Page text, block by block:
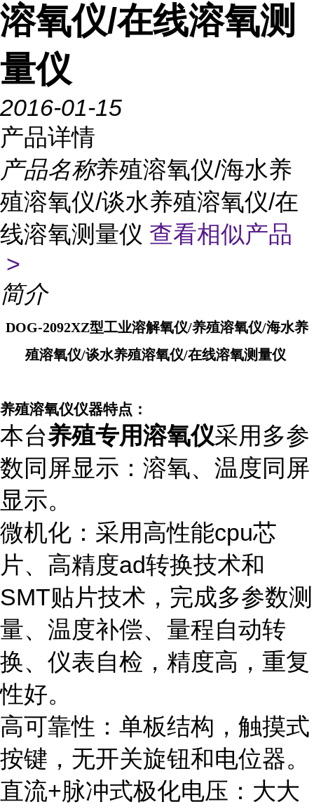
溶氧仪/在线溶氧测
量仪
2016-01-15
产品详情
产品名称养殖溶氧仪/海水养
殖溶氧仪/谈水养殖溶氧仪/在
线溶氧测量仪 查看相似产品
>
简介
DOG-2092XZ型工业溶解氧仪/养殖溶氧仪/海水养
殖溶氧仪/谈水养殖溶氧仪/在线溶氧测量仪
养殖溶氧仪仪器特点：
本台养殖专用溶氧仪采用多参
数同屏显示：溶氧、温度同屏
显示。
微机化：采用高性能cpu芯
片、高精度ad转换技术和
SMT贴片技术，完成多参数测
量、温度补偿、量程自动转
换、仪表自检，精度高，重复
性好。
高可靠性：单板结构，触摸式
按键，无开关旋钮和电位器。
直流+脉冲式极化电压：大大